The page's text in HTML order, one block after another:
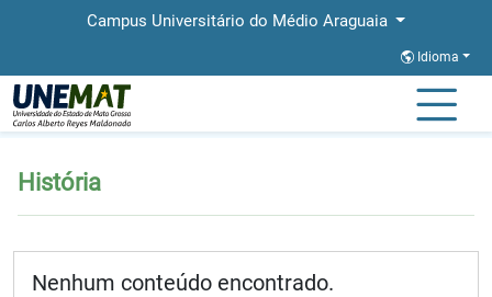
Campus Universitário do Médio Araguaia
Idioma
Página Inicial
História
Nenhum conteúdo encontrado.